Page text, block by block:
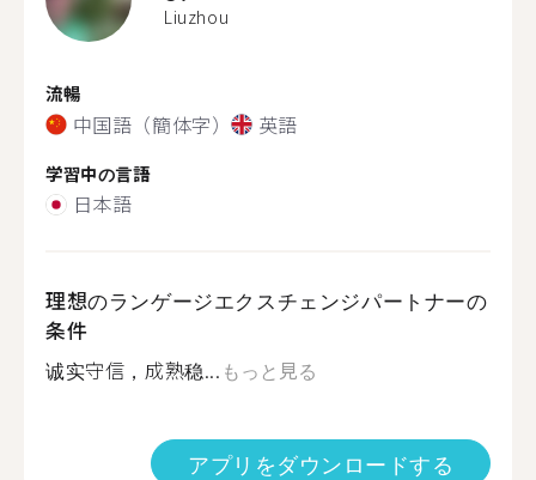
Liuzhou
流暢
中国語（簡体字） 英語
学習中の言語
日本語
理想のランゲージエクスチェンジパートナーの
条件
诚实守信，成熟稳... もっと見る
アプリをダウンロードする